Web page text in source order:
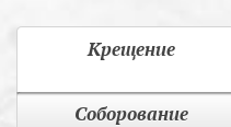
Крещение
Соборование